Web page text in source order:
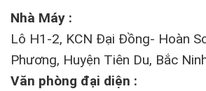
Nhà Máy :
Lô H1-2, KCN Đại Đồng- Hoàn
Phương, Huyện Tiên Du, Bắc
Văn phòng đại diện :